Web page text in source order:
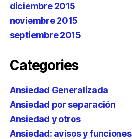
diciembre 2015
noviembre 2015
septiembre 2015
Categories
Ansiedad Generalizada
Ansiedad por separación
Ansiedad y otros
Ansiedad: avisos y funciones